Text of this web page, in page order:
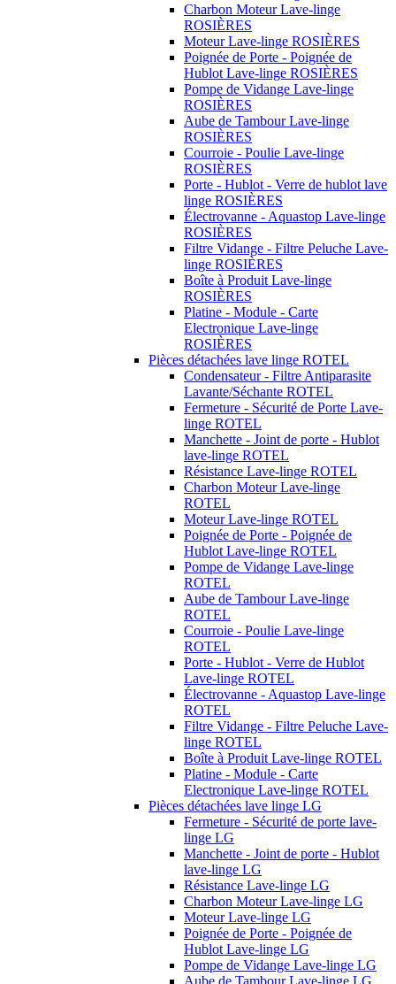
Charbon Moteur Lave-linge
ROSIÈRES
Moteur Lave-linge ROSIÈRES
Poignée de Porte - Poignée de
Hublot Lave-linge ROSIÈRES
Pompe de Vidange Lave-linge
ROSIÈRES
Aube de Tambour Lave-linge
ROSIÈRES
Courroie - Poulie Lave-linge
ROSIÈRES
Porte - Hublot - Verre de hublot lave
linge ROSIÈRES
Électrovanne - Aquastop Lave-linge
ROSIÈRES
Filtre Vidange - Filtre Peluche Lave-
linge ROSIÈRES
Boîte à Produit Lave-linge
ROSIÈRES
Platine - Module - Carte
Electronique Lave-linge
ROSIÈRES
Pièces détachées lave linge ROTEL
Condensateur - Filtre Antiparasite
Lavante/Séchante ROTEL
Fermeture - Sécurité de Porte Lave-
linge ROTEL
Manchette - Joint de porte - Hublot
lave-linge ROTEL
Résistance Lave-linge ROTEL
Charbon Moteur Lave-linge
ROTEL
Moteur Lave-linge ROTEL
Poignée de Porte - Poignée de
Hublot Lave-linge ROTEL
Pompe de Vidange Lave-linge
ROTEL
Aube de Tambour Lave-linge
ROTEL
Courroie - Poulie Lave-linge
ROTEL
Porte - Hublot - Verre de Hublot
Lave-linge ROTEL
Électrovanne - Aquastop Lave-linge
ROTEL
Filtre Vidange - Filtre Peluche Lave-
linge ROTEL
Boîte à Produit Lave-linge ROTEL
Platine - Module - Carte
Electronique Lave-linge ROTEL
Pièces détachées lave linge LG
Fermeture - Sécurité de porte lave-
linge LG
Manchette - Joint de porte - Hublot
lave-linge LG
Résistance Lave-linge LG
Charbon Moteur Lave-linge LG
Moteur Lave-linge LG
Poignée de Porte - Poignée de
Hublot Lave-linge LG
Pompe de Vidange Lave-linge LG
Aube de Tambour Lave-linge LG